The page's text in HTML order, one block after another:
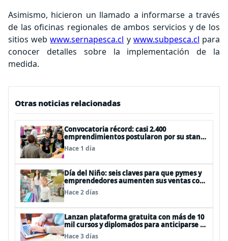
Asimismo, hicieron un llamado a informarse a través
de las oficinas regionales de ambos servicios y de los
sitios webwww.sernapesca.cl y www.subpesca.cl para
conocer detalles sobre la implementación de la
medida.
Otras noticias relacionadas
Convocatoria récord: casi 2.400
emprendimientos postularon por su stand
gratuito en el EtMday 2026
Hace 1 día
Día del Niño: seis claves para que pymes y
emprendedores aumenten sus ventas con
publicidad eficiente
Hace 2 días
Lanzan plataforma gratuita con más de 10
mil cursos y diplomados para anticiparse al
futuro del trabajo
Hace 3 días